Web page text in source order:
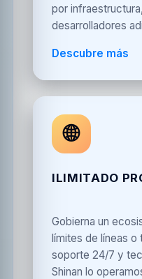
por
desarrolladores
Descubre más
🌐
ILIMITADO
Gobierna un
límites de líneas o
soporte 24/7 y
Shinan lo